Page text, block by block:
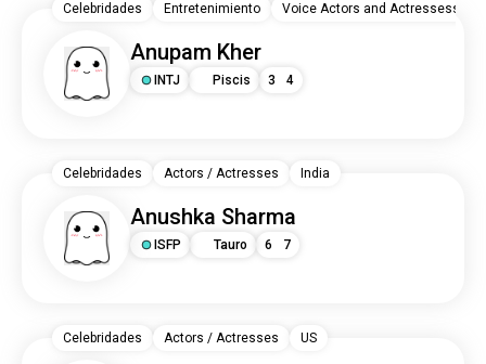
Anupam Kher
INTJ Piscis 3 4
Celebridades Entretenimiento Voice Actors and Actressess
Anushka Sharma
ISFP Tauro 6 7
Celebridades Actors / Actresses India
Celebridades Actors / Actresses US